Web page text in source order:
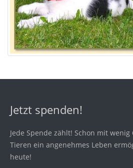
Jetzt spenden!
Jede Spende zählt! Schon mit
Tieren ein angenehmes Leben
heute!